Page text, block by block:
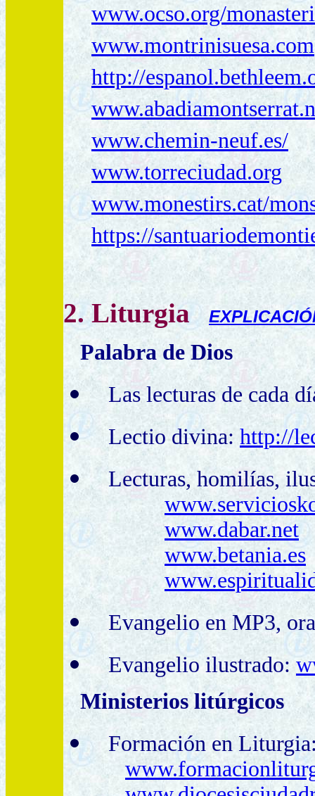
www.ocso.org/
www.montrinisuesa.com
http://
www.chemin-neuf.es/
www.torreciudad.org
www.monestirs.cat/
https://
2. Liturgia
Palabra de Dios
Las lecturas de cada
Lectio divina: http://
Lecturas, homilías,
www.dabar.net
www.betania.es
Evangelio en MP3,
Evangelio ilustrado:
Ministerios litúrgicos
Formación en